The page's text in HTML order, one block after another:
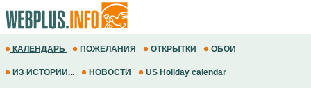
КАЛЕНДАРЬ ПОЖЕЛАНИЯ ОТКРЫТКИ ОБОИ
ИЗ ИСТОРИИ... НОВОСТИ US Holiday calendar